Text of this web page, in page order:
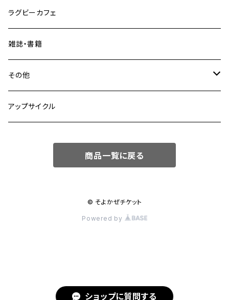
ショップに質問する
ラグビーカフェ
雑誌・書籍
その他
fuber diner
アップサイクル
商品一覧に戻る
© そよかぜチケット
Powered by